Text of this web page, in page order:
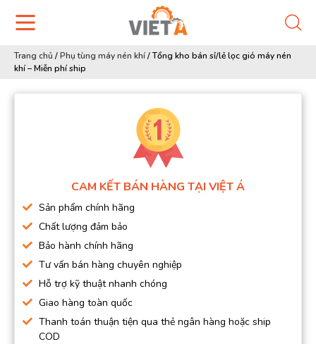
Trang chủ /Phụ tùng máy nén khí/Tổng kho bán sỉ/lẻ lọc gió máy nén
khí – Miễn phí ship
CAM KẾT BÁN HÀNG TẠI VIỆT Á
Sản phẩm chính hãng
Chất lượng đảm bảo
Bảo hành chính hãng
Tư vấn bán hàng chuyên nghiệp
Hỗ trợ kỹ thuật nhanh chóng
Giao hàng toàn quốc
Thanh toán thuận tiện qua thẻ ngân hàng hoặc ship
COD